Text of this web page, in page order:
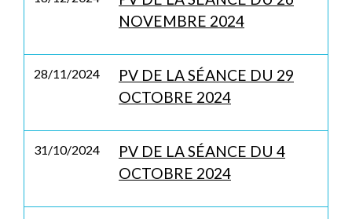
NOVEMBRE 2024
28/11/2024
PV DE LA SÉANCE DU 29
OCTOBRE 2024
31/10/2024
PV DE LA SÉANCE DU 4
OCTOBRE 2024